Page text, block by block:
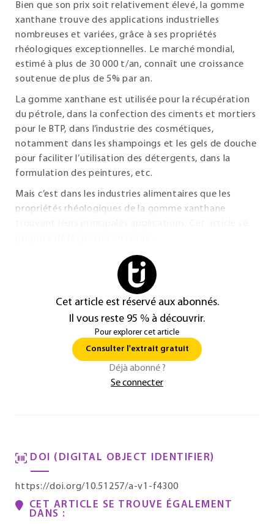
Bien que son prix soit relativement élevé, la gomme
xanthane trouve des applications industrielles
nombreuses et variées, grâce à ses propriétés
rhéologiques exceptionnelles. Le marché mondial,
estimé à plus de 30 000 t/an, connaît une croissance
soutenue de plus de 5% par an.
La gomme xanthane est utilisée pour la récupération
du pétrole, dans la confection des ciments et mortiers
pour le BTP, dans l’industrie des cosmétiques,
notamment dans les shampoings et les gels de douche
pour faciliter l’utilisation des détergents, dans la
formulation des peintures, etc.
Mais c’est dans les industries alimentaires que les
propriétés rhéologiques de la gomme xanthane
Cet article est réservé aux abonnés.
Il vous reste 95 % à découvrir.
Pour explorer cet article
Consulter l'extrait gratuit
Déjà abonné ?
Se connecter
DOI (DIGITAL OBJECT IDENTIFIER)
https://doi.org/10.51257/a-v1-f4300
CET ARTICLE SE TROUVE ÉGALEMENT
DANS :